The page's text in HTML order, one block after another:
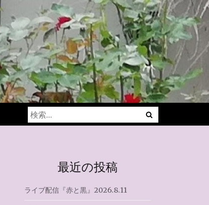
検
索:
最近の投稿
ライブ配信『赤と黒』2026.8.11